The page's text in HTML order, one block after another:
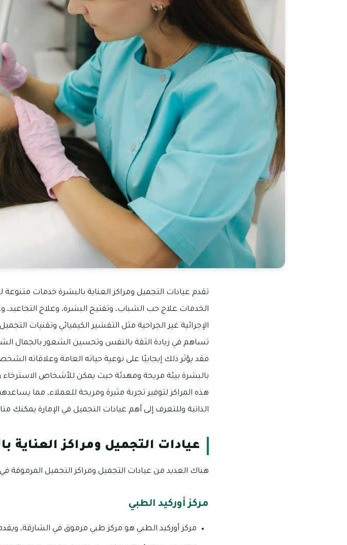
تقدم عيادات التجميل ومراكز العناية بالبشرة خدمات
الخدمات علاج حب الشباب، وتفتيح البشرة، وعلاج التجاعيد،
الإجرائية غير الجراحية مثل التقشير الكيميائي وتقنيات
تساهم في زيادة الثقة بالنفس وتحسين الشعور بالجمال
فقد يؤثر ذلك إيجابيًا على نوعية حياته العامة وعلاقاته
بالبشرة بيئة مريحة ومهدئة حيث يمكن للأشخاص الاسترخاء
هذه المراكز لتوفير تجربة مثيرة ومريحة للعملاء، مما
الذاتية وللتعرف إلى أهم عيادات التجميل في الإمارة يمكنك
عيادات التجميل ومراكز العناية
هناك العديد من عيادات التجميل ومراكز التجميل المرموقة
مركز أوركيد الطبي
مركز أوركيد الطبي هو مركز طبي مرموق في الشارقة،